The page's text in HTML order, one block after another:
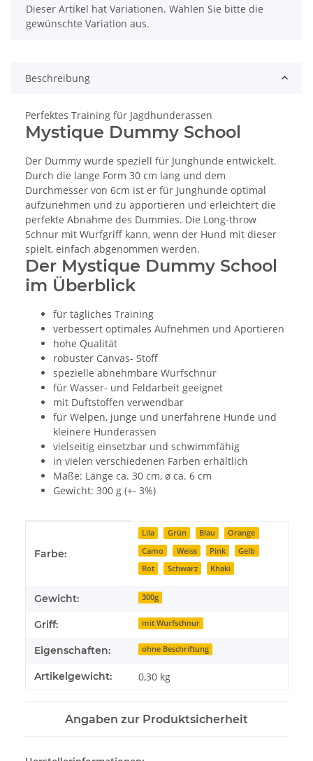
x
Dieser Artikel hat Variationen. Wählen Sie bitte die
gewünschte Variation aus.
Beschreibung
Perfektes Training für Jagdhunderassen
Mystique Dummy School
Der Dummy wurde speziell für Junghunde entwickelt.
Durch die lange Form 30 cm lang und dem
Durchmesser von 6cm ist er für Junghunde optimal
aufzunehmen und zu apportieren und erleichtert die
perfekte Abnahme des Dummies. Die Long-throw
Schnur mit Wurfgriff kann, wenn der Hund mit dieser
spielt, einfach abgenommen werden.
Der Mystique Dummy School
im Überblick
für tägliches Training
verbessert optimales Aufnehmen und Aportieren
hohe Qualität
robuster Canvas- Stoff
spezielle abnehmbare Wurfschnur
für Wasser- und Feldarbeit geeignet
mit Duftstoffen verwendbar
für Welpen, junge und unerfahrene Hunde und
kleinere Hunderassen
vielseitig einsetzbar und schwimmfähig
in vielen verschiedenen Farben erhältlich
Maße: Länge ca. 30 cm, ø ca. 6 cm
Gewicht: 300 g (+- 3%)
Farbe:
Lila Grün Blau
Orange
Camo
Weiss Pink
Gelb
Rot
Schwarz Khaki
Gewicht: 300g
Griff: mit Wurfschnur
Eigenschaften: ohne Beschriftung
Artikelgewicht: 0,30 kg
Angaben zur Produktsicherheit